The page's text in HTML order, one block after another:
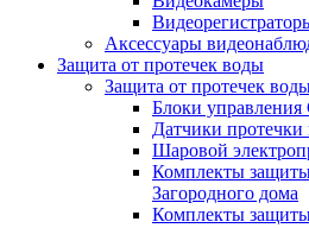
Аксессуары
Защита от протечек воды
Защита от протечек
Блоки управления
Датчики
Шаровой
Комплекты
Загородного дома
Комплекты